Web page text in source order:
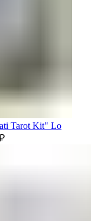
Tarot Kit" Lo
₽